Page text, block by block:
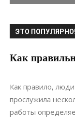
ЭТО ПОПУЛЯРНО!
Как
07.08.2020
Как правило,
прослужила
работы